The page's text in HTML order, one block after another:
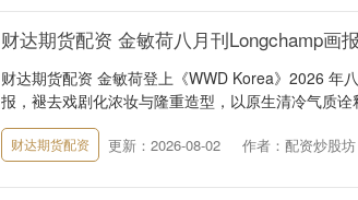
财达期货配资 金敏荷八月刊Longchamp画
财达期货配资 金敏荷登上《WWD Korea》2026 年
报，褪去戏剧化浓妆与隆重造型，以原生清冷气质诠
财达期货配资 更新：2026-08-02 作者：配资炒股坊